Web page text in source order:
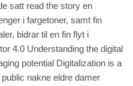
satt read the story en
i fargetoner, samt fin
bidrar til en fin flyt i
4.0 Understanding the digital
potential Digitalization is a
nakne eldre damer